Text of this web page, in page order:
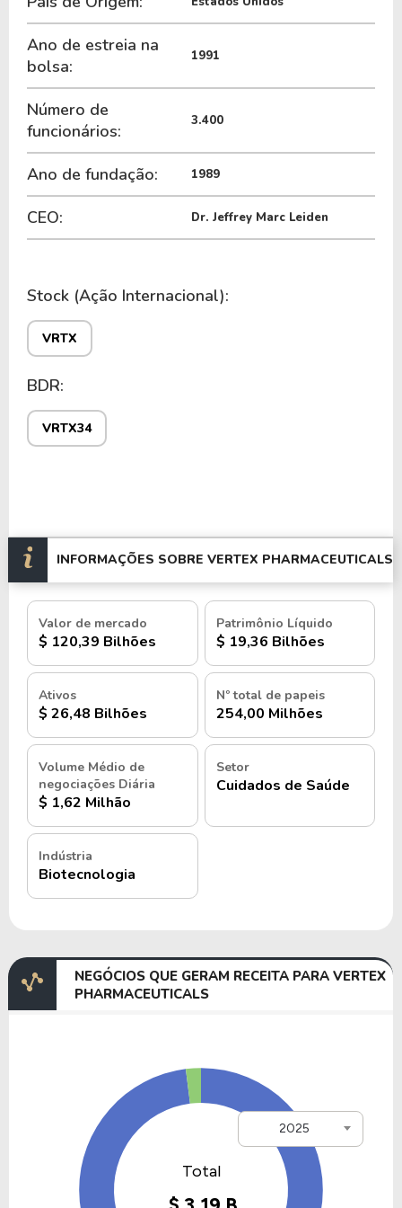
Ano de estreia na
bolsa:
1991
Número de
funcionários:
3.400
Ano de fundação: 1989
CEO: Dr. Jeffrey Marc Leiden
Stock (Ação Internacional):
VRTX
BDR:
VRTX34
INFORMAÇÕES SOBRE VERTEX PHARMACEUTICALS
Valor de mercado
$ 120,39 Bilhões
Patrimônio Líquido
$ 19,36 Bilhões
Ativos
$ 26,48 Bilhões
Nº total de papeis
254,00 Milhões
Volume Médio de
negociações Diária
$ 1,62 Milhão
Setor
Cuidados de Saúde
Indústria
Biotecnologia
NEGÓCIOS QUE GERAM RECEITA PARA VERTEX
PHARMACEUTICALS
2025